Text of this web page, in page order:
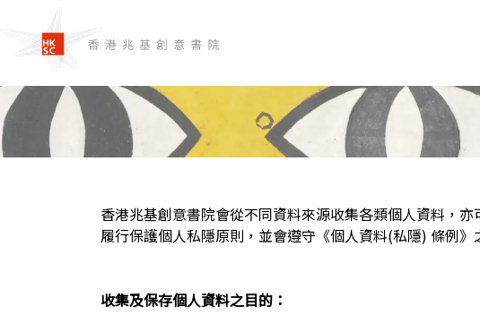
香港兆基創意書院會從不同資料來源收集各類個人資料，
履行保護個人私隱原則，並會遵守《個人資料(私隱) 條例》
收集及保存個人資料之目的：